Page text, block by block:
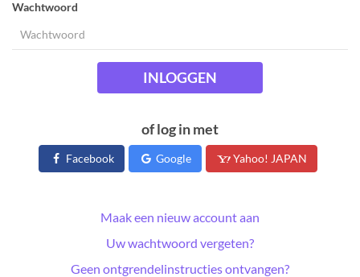
Wachtwoord
INLOGGEN
of log in met
Facebook Google Yahoo! JAPAN
Maak een nieuw account aan
Uw wachtwoord vergeten?
Geen ontgrendelinstructies ontvangen?